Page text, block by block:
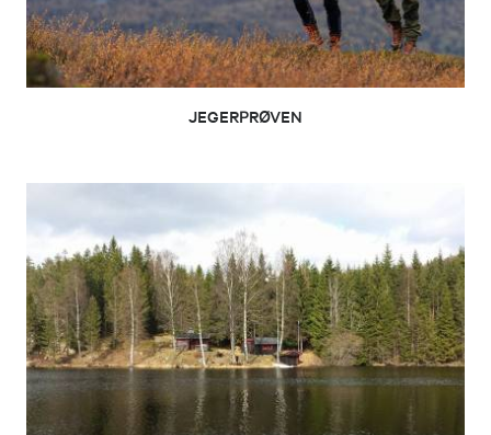
JEGERPRØVEN